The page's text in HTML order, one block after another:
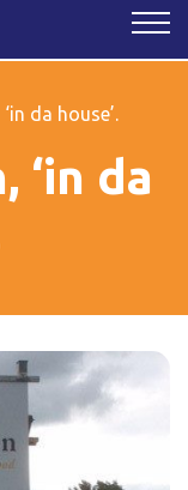
da house’.
‘in da